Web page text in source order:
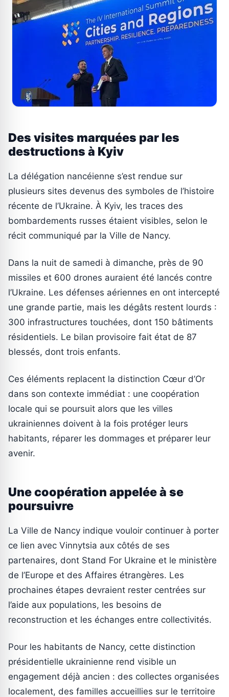
Des visites marquées par les
destructions à Kyiv
La délégation nancéienne s’est rendue sur
plusieurs sites devenus des symboles de l’histoire
récente de l’Ukraine. À Kyiv, les traces des
bombardements russes étaient visibles, selon le
récit communiqué par la Ville de Nancy.
Dans la nuit de samedi à dimanche, près de 90
missiles et 600 drones auraient été lancés contre
l’Ukraine. Les défenses aériennes en ont intercepté
une grande partie, mais les dégâts restent lourds :
300 infrastructures touchées, dont 150 bâtiments
résidentiels. Le bilan provisoire fait état de 87
blessés, dont trois enfants.
Ces éléments replacent la distinction Cœur d’Or
dans son contexte immédiat : une coopération
locale qui se poursuit alors que les villes
ukrainiennes doivent à la fois protéger leurs
habitants, réparer les dommages et préparer leur
avenir.
Une coopération appelée à se
poursuivre
La Ville de Nancy indique vouloir continuer à porter
ce lien avec Vinnytsia aux côtés de ses
partenaires, dont Stand For Ukraine et le ministère
de l’Europe et des Affaires étrangères. Les
prochaines étapes devraient rester centrées sur
l’aide aux populations, les besoins de
reconstruction et les échanges entre collectivités.
Pour les habitants de Nancy, cette distinction
présidentielle ukrainienne rend visible un
engagement déjà ancien : des collectes organisées
localement, des familles accueillies sur le territoire